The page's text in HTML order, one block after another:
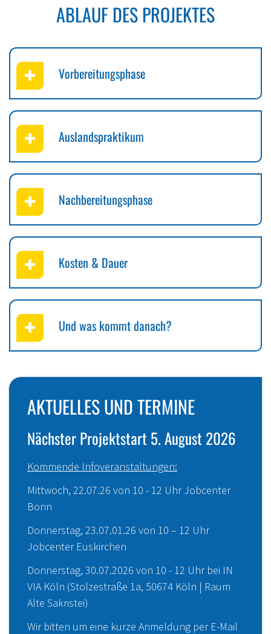
ABLAUF DES PROJEKTES
Vorbereitungsphase
Auslandspraktikum
Nachbereitungsphase
Kosten & Dauer
Und was kommt danach?
AKTUELLES UND TERMINE
Nächster Projektstart 5. August 2026
Kommende Infoveranstaltungen:
Mittwoch, 22.07.26 von 10 - 12 Uhr Jobcenter
Bonn
Donnerstag, 23.07.01.26 von 10 – 12 Uhr
Jobcenter Euskirchen
Donnerstag, 30.07.2026 von 10 - 12 Uhr bei IN
VIA Köln (Stolzestraße 1a, 50674 Köln | Raum
Alte Sakristei)
Wir bitten um eine kurze Anmeldung per E-Mail